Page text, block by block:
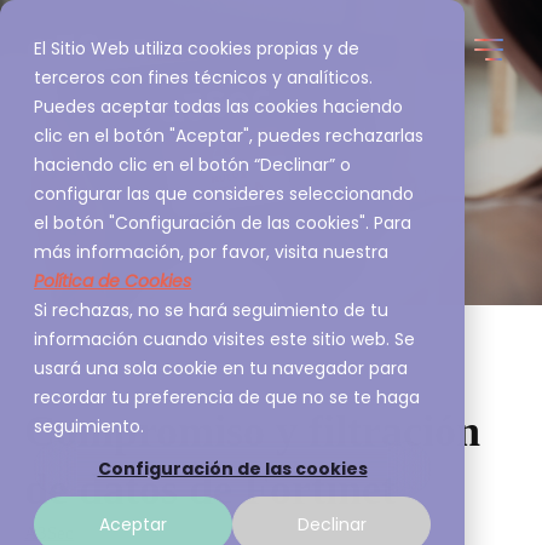
El Sitio Web utiliza cookies propias y de
terceros con fines técnicos y analíticos.
Puedes aceptar todas las cookies haciendo
clic en el botón "Aceptar", puedes rechazarlas
haciendo clic en el botón “Declinar” o
configurar las que consideres seleccionando
el botón "Configuración de las cookies". Para
más información, por favor, visita nuestra
Política de Cookies
Si rechazas, no se hará seguimiento de tu
información cuando visites este sitio web. Se
usará una sola cookie en tu navegador para
recordar tu preferencia de que no se te haga
seguimiento.
Configuración de las cookies
Aceptar Declinar
Compromiso y filtración
de datos de Fortinet
A3Sec